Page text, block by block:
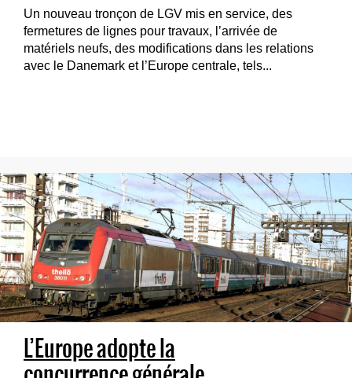
Un nouveau tronçon de LGV mis en service, des
fermetures de lignes pour travaux, l’arrivée de
matériels neufs, des modifications dans les relations
avec le Danemark et l’Europe centrale, tels...
L’Europe adopte la